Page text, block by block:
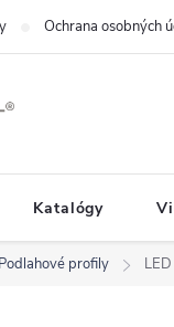
Ochrana osobných
Katalógy
Podlahové profily